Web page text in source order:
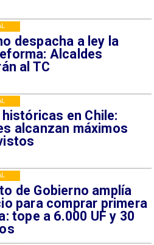
despacha a ley la
Alcaldes
al TC
en Chile:
alcanzan máximos
de Gobierno amplía
para comprar primera
tope a 6.000 UF y 30